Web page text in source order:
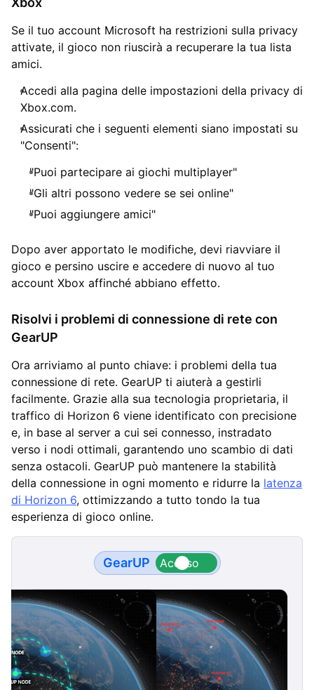
Se il tuo account Microsoft ha restrizioni sulla privacy
attivate, il gioco non riuscirà a recuperare la tua lista
amici.
Accedi alla pagina delle impostazioni della privacy di
Xbox.com.
Assicurati che i seguenti elementi siano impostati su
"Consenti":
"Puoi partecipare ai giochi multiplayer"
"Gli altri possono vedere se sei online"
"Puoi aggiungere amici"
Dopo aver apportato le modifiche, devi riavviare il
gioco e persino uscire e accedere di nuovo al tuo
account Xbox affinché abbiano effetto.
Risolvi i problemi di connessione di rete con
GearUP
Ora arriviamo al punto chiave: i problemi della tua
connessione di rete. GearUP ti aiuterà a gestirli
facilmente. Grazie alla sua tecnologia proprietaria, il
traffico di Horizon 6 viene identificato con precisione
e, in base al server a cui sei connesso, instradato
verso i nodi ottimali, garantendo uno scambio di dati
senza ostacoli. GearUP può mantenere la stabilità
della connessione in ogni momento e ridurre la latenza
di Horizon 6, ottimizzando a tutto tondo la tua
esperienza di gioco online.
GearUP